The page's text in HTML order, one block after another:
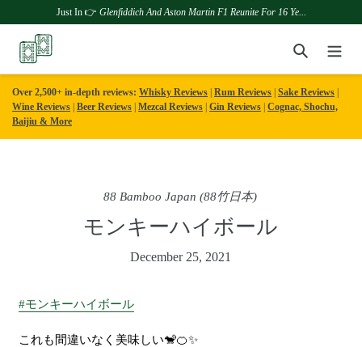
Just In 👉 Glenfiddich And Aston Martin F1 Reunite For 16 Ye...
content
Search
Over 2,500+ in-depth reviews: Whisky Reviews Rum Reviews Sake Reviews
Wine Reviews Beer Reviews Mezcal Reviews Gin Reviews Cognac, Shochu,
Baijiu & More
88 Bamboo Japan (88竹日本)
モンキーハイボール
December 25, 2021
#モンキーハイボール
これも間違いなく美味しい🐒🍊✨